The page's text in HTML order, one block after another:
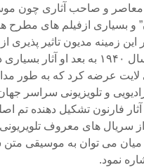
و صاحب آثاری چون
و بسیاری ازفیلم های مطرح
این زمینه مدیون تاثیر پذیری
داند. از سال ۱۹۴۰ به بعد او آثار
عرضه کرد که به طور
و تلویزیونی سراسر
آثار فارنون تشکیل دهنده تم
سریال های معروف
میان می توان به موسیقی متن
نمود.
میکلوش روژا
یادداشتی بر موسیقی
متن فیلم «متری
شیش و نیم»
اگر نمی توانی